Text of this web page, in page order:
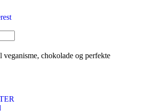
chokolade og perfekte